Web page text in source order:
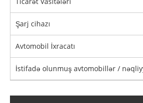
Şarj cihazı
Avtomobil İxracatı
İstifadə olunmuş avtomobillər /